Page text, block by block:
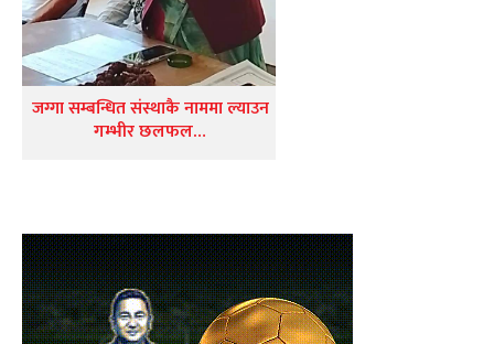
जग्गा सम्बन्धित संस्थाकै नाममा ल्याउन
गम्भीर छलफल…